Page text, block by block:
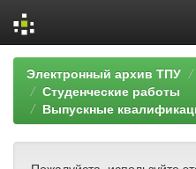
Skip
navigation
Электронный архив ТПУ
Студенческие работы
Выпускные